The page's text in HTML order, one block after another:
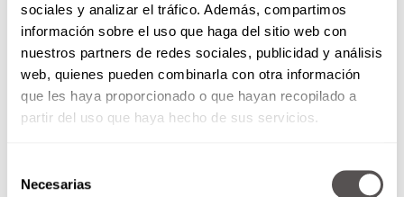
sociales y analizar el tráfico. Además, compartimos
información sobre el uso que haga del sitio web con
nuestros partners de redes sociales, publicidad y análisis
web, quienes pueden combinarla con otra información
que les haya proporcionado o que hayan recopilado a
partir del uso que haya hecho de sus servicios.
Necesarias
Si mi meta es “bajar la lonja”
¿Entreno en ayunas?
Existen muchas dudas en
relación a si conviene entrenar en
ayunas o no.